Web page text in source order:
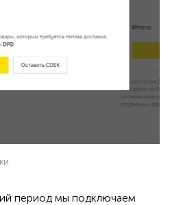
период мы подключаем